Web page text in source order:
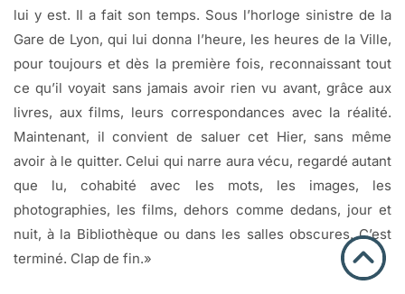
lui y est. Il a fait son temps. Sous l’horloge sinistre de la
Gare de Lyon, qui lui donna l’heure, les heures de la Ville,
pour toujours et dès la première fois, reconnaissant tout
ce qu’il voyait sans jamais avoir rien vu avant, grâce aux
livres, aux films, leurs correspondances avec la réalité.
Maintenant, il convient de saluer cet Hier, sans même
avoir à le quitter. Celui qui narre aura vécu, regardé autant
que lu, cohabité avec les mots, les images, les
photographies, les films, dehors comme dedans, jour et
nuit, à la Bibliothèque ou dans les salles obscures. C’est
terminé. Clap de fin.»